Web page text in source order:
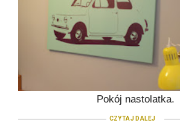
Pokój nastolatka.
CZYTAJ DALEJ